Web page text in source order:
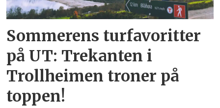
Sommerens turfavoritter
på UT: Trekanten i
Trollheimen troner på
toppen!